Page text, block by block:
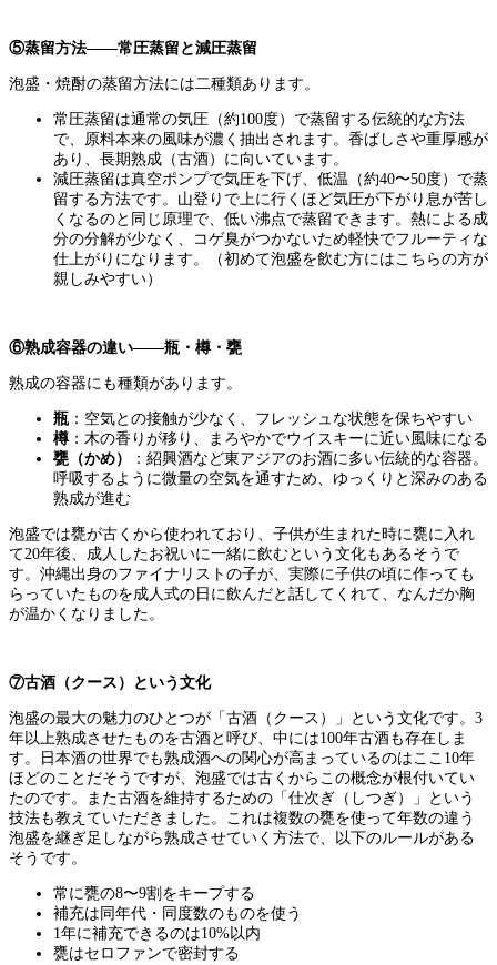
⑤蒸留方法——常圧蒸留と減圧蒸留
泡盛・焼酎の蒸留方法には二種類あります。
常圧蒸留は通常の気圧（約100度）で蒸留する伝統的な方法
で、原料本来の風味が濃く抽出されます。香ばしさや重厚感が
あり、長期熟成（古酒）に向いています。
減圧蒸留は真空ポンプで気圧を下げ、低温（約40〜50度）で蒸
留する方法です。山登りで上に行くほど気圧が下がり息が苦し
くなるのと同じ原理で、低い沸点で蒸留できます。熱による成
分の分解が少なく、コゲ臭がつかないため軽快でフルーティな
仕上がりになります。（初めて泡盛を飲む方にはこちらの方が
親しみやすい）
⑥熟成容器の違い——瓶・樽・甕
熟成の容器にも種類があります。
瓶 ：空気との接触が少なく、フレッシュな状態を保ちやすい
樽 ：木の香りが移り、まろやかでウイスキーに近い風味になる
甕（かめ）
：紹興酒など東アジアのお酒に多い伝統的な容器。
呼吸するように微量の空気を通すため、ゆっくりと深みのある
熟成が進む
泡盛では甕が古くから使われており、子供が生まれた時に甕に入れ
て20年後、成人したお祝いに一緒に飲むという文化もあるそうで
す。沖縄出身のファイナリストの子が、実際に子供の頃に作っても
らっていたものを成人式の日に飲んだと話してくれて、なんだか胸
が温かくなりました。
⑦古酒（クース）という文化
泡盛の最大の魅力のひとつが「古酒（クース）」という文化です。3
年以上熟成させたものを古酒と呼び、中には100年古酒も存在しま
す。日本酒の世界でも熟成酒への関心が高まっているのはここ10年
ほどのことだそうですが、泡盛では古くからこの概念が根付いてい
たのです。また古酒を維持するための「仕次ぎ（しつぎ）」という
技法も教えていただきました。これは複数の甕を使って年数の違う
泡盛を継ぎ足しながら熟成させていく方法で、以下のルールがある
そうです。
常に甕の8〜9割をキープする
補充は同年代・同度数のものを使う
1年に補充できるのは10%以内
甕はセロファンで密封する